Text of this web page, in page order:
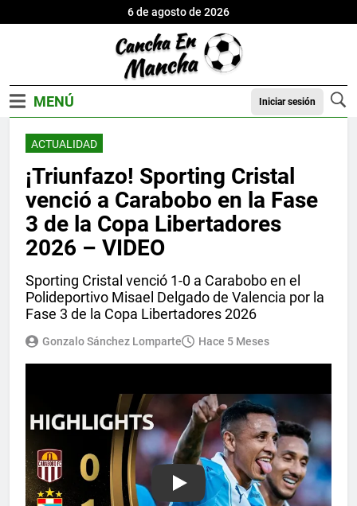
6 de agosto de 2026
Iniciar sesión
ACTUALIDAD
¡Triunfazo! Sporting Cristal
venció a Carabobo en la Fase
3 de la Copa Libertadores
2026 – VIDEO
Sporting Cristal venció 1-0 a Carabobo en el
Polideportivo Misael Delgado de Valencia por la
Fase 3 de la Copa Libertadores 2026
Gonzalo Sánchez Lomparte Hace 5 Meses
Play